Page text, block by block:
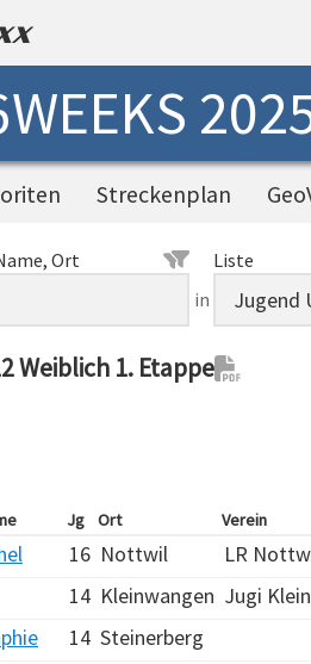
Streckenplan
Ort
in
Liste
Weiblich 1. Etappe
Jg Ort Verein
16 Nottwil LR
14 Kleinwangen Jugi
14 Steinerberg